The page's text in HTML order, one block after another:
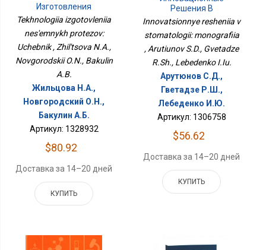
Изготовления
Несъемных Протезов:
Учебник
Tekhnologiia izgotovleniia
nes'emnykh protezov:
Uchebnik , Zhil'tsova N.A.,
Novgorodskii O.N., Bakulin
A.B.
Жильцова Н.А.,
Новгородский О.Н.,
Бакулин А.Б.
Артикул: 1328932
$80.92
Доставка за 14–20 дней
КУПИТЬ
Решения В
Стоматологии:
Монография
Innovatsionnye resheniia v
stomatologii: monografiia
, Arutiunov S.D., Gvetadze
R.Sh., Lebedenko I.Iu.
Арутюнов С.Д.,
Гветадзе Р.Ш.,
Лебеденко И.Ю.
Артикул: 1306758
$56.62
Доставка за 14–20 дней
КУПИТЬ